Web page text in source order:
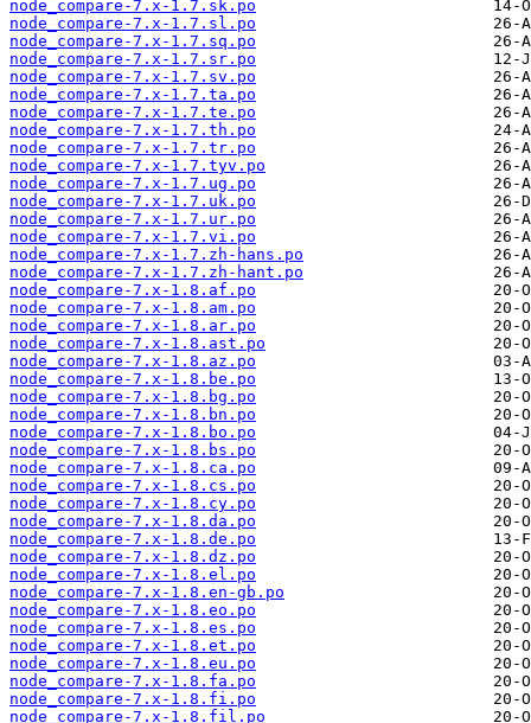
node_compare-7.x-1.7.sk.po
node_compare-7.x-1.7.sl.po
node_compare-7.x-1.7.sq.po
node_compare-7.x-1.7.sr.po
node_compare-7.x-1.7.sv.po
node_compare-7.x-1.7.ta.po
node_compare-7.x-1.7.te.po
node_compare-7.x-1.7.th.po
node_compare-7.x-1.7.tr.po
node_compare-7.x-1.7.tyv.po
node_compare-7.x-1.7.ug.po
node_compare-7.x-1.7.uk.po
node_compare-7.x-1.7.ur.po
node_compare-7.x-1.7.vi.po
node_compare-7.x-1.7.zh-hans.po
node_compare-7.x-1.7.zh-hant.po
node_compare-7.x-1.8.af.po
node_compare-7.x-1.8.am.po
node_compare-7.x-1.8.ar.po
node_compare-7.x-1.8.ast.po
node_compare-7.x-1.8.az.po
node_compare-7.x-1.8.be.po
node_compare-7.x-1.8.bg.po
node_compare-7.x-1.8.bn.po
node_compare-7.x-1.8.bo.po
node_compare-7.x-1.8.bs.po
node_compare-7.x-1.8.ca.po
node_compare-7.x-1.8.cs.po
node_compare-7.x-1.8.cy.po
node_compare-7.x-1.8.da.po
node_compare-7.x-1.8.de.po
node_compare-7.x-1.8.dz.po
node_compare-7.x-1.8.el.po
node_compare-7.x-1.8.en-gb.po
node_compare-7.x-1.8.eo.po
node_compare-7.x-1.8.es.po
node_compare-7.x-1.8.et.po
node_compare-7.x-1.8.eu.po
node_compare-7.x-1.8.fa.po
node_compare-7.x-1.8.fi.po
node_compare-7.x-1.8.fil.po